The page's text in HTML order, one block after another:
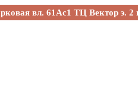
вл. 61Ас1 ТЦ Вектор э. 2